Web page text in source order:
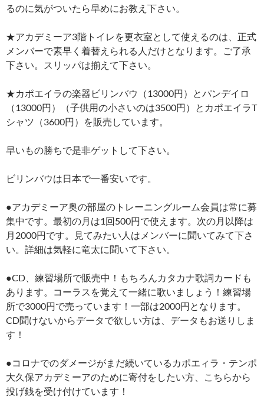
るのに気がついたら早めにお教え下さい。
★アカデミーア3階トイレを更衣室として使えるのは、正式
メンバーで素早く着替えられる人だけとなります。ご了承
下さい。スリッパは揃えて下さい。
★カポエイラの楽器ビリンバウ（13000円）とパンデイロ
（13000円）（子供用の小さいのは3500円）とカポエイラT
シャツ（3600円）を販売しています。
早いもの勝ちで是非ゲットして下さい。
ビリンバウは日本で一番安いです。
●アカデミーア奥の部屋のトレーニングルーム会員は常に募
集中です。最初の月は1回500円で使えます。次の月以降は
月2000円です。見てみたい人はメンバーに聞いてみて下さ
い。詳細は気軽に竜太に聞いて下さい。
●CD、練習場所で販売中！もちろんカタカナ歌詞カードも
あります。コーラスを覚えて一緒に歌いましょう！練習場
所で3000円で売っています！一部は2000円となります。
CD聞けないからデータで欲しい方は、データもお送りしま
す！
●コロナでのダメージがまだ続いているカポエィラ・テンポ
大久保アカデミーアのために寄付をしたい方、こちらから
投げ銭を受け付けています！